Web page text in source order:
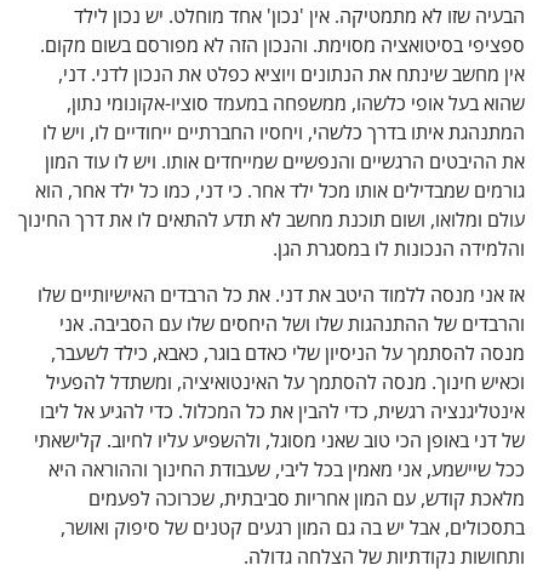
שזו לא מתמטיקה. אין 'נכון' אחד מוחלט. יש נכון לילד
בסיטואציה מסוימת. והנכון הזה לא מפורסם בשום מקום.
שינתח את הנתונים ויוציא כפלט את הנכון לדני. דני,
בעל אופי כלשהו, ממשפחה במעמד סוציו-אקונומי נתון,
איתו בדרך כלשהי, ויחסיו החברתיים ייחודיים לו, ויש לו
הרגשיים והנפשיים שמייחדים אותו. ויש לו עוד המון
שמבדילים אותו מכל ילד אחר. כי דני, כמו כל ילד אחר, הוא
ומלואו, ושום תוכנת מחשב לא תדע להתאים לו את דרך החינוך
הנכונות לו במסגרת הגן.
מנסה ללמוד היטב את דני. את כל הרבדים האישיותיים שלו
של ההתנהגות שלו ושל היחסים שלו עם הסביבה. אני
להסתמך על הניסיון שלי כאדם בוגר, כאבא, כילד לשעבר,
חינוך. מנסה להסתמך על האינטואיציה, ומשתדל להפעיל
רגשית, כדי להבין את כל המכלול. כדי להגיע אל ליבו
באופן הכי טוב שאני מסוגל, ולהשפיע עליו לחיוב. קלישאתי
אני מאמין בכל ליבי, שעבודת החינוך וההוראה היא
קודש, עם המון אחריות סביבתית, שכרוכה לפעמים
אבל יש בה גם המון רגעים קטנים של סיפוק ואושר,
נקודתיות של הצלחה גדולה.